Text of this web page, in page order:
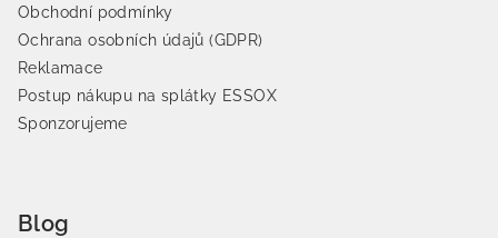
Obchodní podmínky
Ochrana osobních údajů (GDPR)
Reklamace
Postup nákupu na splátky ESSOX
Sponzorujeme
Blog